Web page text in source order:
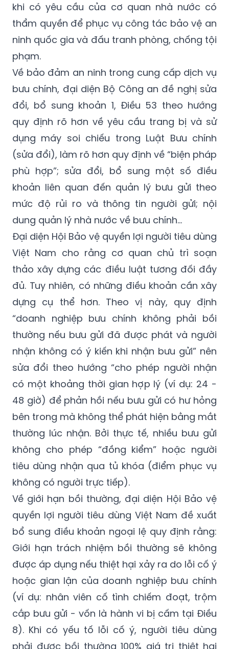
khi có yêu cầu của cơ quan nhà nước có
thẩm quyền để phục vụ công tác bảo vệ an
ninh quốc gia và đấu tranh phòng, chống tội
phạm.
Về bảo đảm an ninh trong cung cấp dịch vụ
bưu chính, đại diện Bộ Công an đề nghị sửa
đổi, bổ sung khoản 1, Điều 53 theo hướng
quy định rõ hơn về yêu cầu trang bị và sử
dụng máy soi chiếu trong Luật Bưu chính
(sửa đổi), làm rõ hơn quy định về “biện pháp
phù hợp”; sửa đổi, bổ sung một số điều
khoản liên quan đến quản lý bưu gửi theo
mức độ rủi ro và thông tin người gửi; nội
dung quản lý nhà nước về bưu chính…
Đại diện Hội Bảo vệ quyền lợi người tiêu dùng
Việt Nam cho rằng cơ quan chủ trì soạn
thảo xây dựng các điều luật tương đối đầy
đủ. Tuy nhiên, có những điều khoản cần xây
dựng cụ thể hơn. Theo vị này, quy định
“doanh nghiệp bưu chính không phải bồi
thường nếu bưu gửi đã được phát và người
nhận không có ý kiến khi nhận bưu gửi” nên
sửa đổi theo hướng “cho phép người nhận
có một khoảng thời gian hợp lý (ví dụ: 24 -
48 giờ) để phản hồi nếu bưu gửi có hư hỏng
bên trong mà không thể phát hiện bằng mắt
thường lúc nhận. Bởi thực tế, nhiều bưu gửi
không cho phép “đồng kiểm” hoặc người
tiêu dùng nhận qua tủ khóa (điểm phục vụ
không có người trực tiếp).
Về giới hạn bồi thường, đại diện Hội Bảo vệ
quyền lợi người tiêu dùng Việt Nam đề xuất
bổ sung điều khoản ngoại lệ quy định rằng:
Giới hạn trách nhiệm bồi thường sẽ không
được áp dụng nếu thiệt hại xảy ra do lỗi cố ý
hoặc gian lận của doanh nghiệp bưu chính
(ví dụ: nhân viên cố tình chiếm đoạt, trộm
cắp bưu gửi - vốn là hành vi bị cấm tại Điều
8). Khi có yếu tố lỗi cố ý, người tiêu dùng
phải được bồi thường 100% giá trị thiệt hại